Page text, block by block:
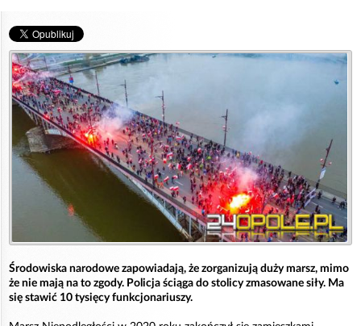
Środowiska narodowe zapowiadają, że zorganizują duży marsz, mimo
że nie mają na to zgody. Policja ściąga do stolicy zmasowane siły. Ma
się stawić 10 tysięcy funkcjonariuszy.